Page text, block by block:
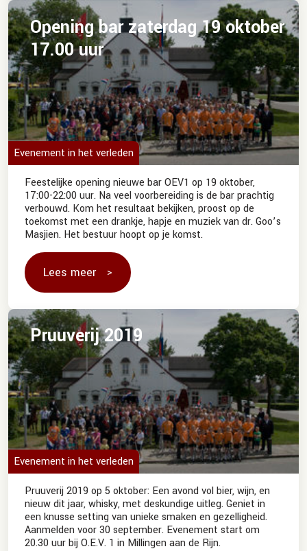
Evenement in het verleden
Opening bar zaterdag 19 oktober
17.00 uur
Feestelijke opening nieuwe bar OEV1 op 19 oktober,
17:00-22:00 uur. Na veel voorbereiding is de bar prachtig
verbouwd. Kom het resultaat bekijken, proost op de
toekomst met een drankje, hapje en muziek van dr. Goo’s
Masjien. Het bestuur hoopt op je komst.
Lees meer
Evenement in het verleden
Pruuverij 2019
Pruuverij 2019 op 5 oktober: Een avond vol bier, wijn, en
nieuw dit jaar, whisky, met deskundige uitleg. Geniet in
een knusse setting van unieke smaken en gezelligheid.
Aanmelden voor 30 september. Evenement start om
20.30 uur bij O.E.V. 1 in Millingen aan de Rijn.